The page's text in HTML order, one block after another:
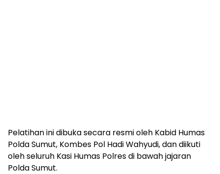
Pelatihan ini dibuka secara resmi oleh Kabid Humas
Polda Sumut, Kombes Pol Hadi Wahyudi, dan diikuti
oleh seluruh Kasi Humas Polres di bawah jajaran
Polda Sumut.